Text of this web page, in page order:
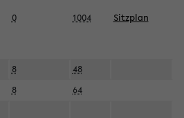
0 1004 Sitzplan
8
48
8 64